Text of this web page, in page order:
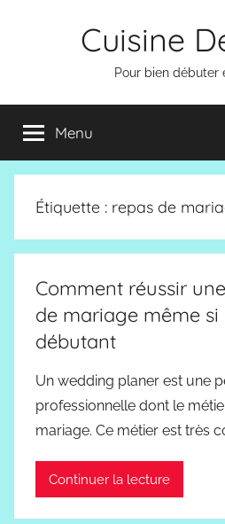
Cuisine
Pour bien débuter
Menu
Étiquette : repas de
Comment réussir
de mariage même si
débutant
Un wedding planer est une
professionnelle dont le
mariage. Ce métier est très
Continuer la lecture